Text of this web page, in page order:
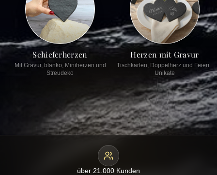
Schieferherzen
Mit Gravur, blanko, Miniherzen und
Streudeko
Herzen mit Gravur
Tischkarten, Doppelherz und Feiern-
Unikate
über 21.000 Kunden